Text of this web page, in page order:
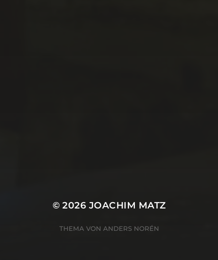
© 2026 JOACHIM MATZ
THEMA VON ANDERS NORÉN